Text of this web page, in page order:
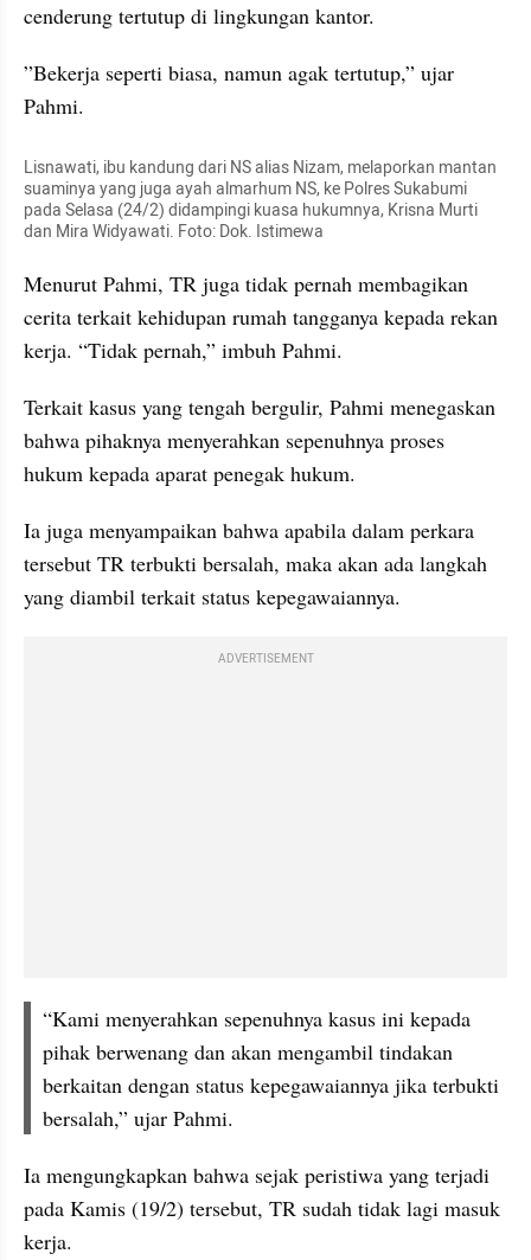
cenderung tertutup di lingkungan kantor.
”Bekerja seperti biasa, namun agak tertutup,” ujar
Pahmi.
Lisnawati, ibu kandung dari NS alias Nizam, melaporkan mantan
suaminya yang juga ayah almarhum NS, ke Polres Sukabumi
pada Selasa (24/2) didampingi kuasa hukumnya, Krisna Murti
dan Mira Widyawati. Foto: Dok. Istimewa
Menurut Pahmi, TR juga tidak pernah membagikan
cerita terkait kehidupan rumah tangganya kepada rekan
kerja. “Tidak pernah,” imbuh Pahmi.
Terkait kasus yang tengah bergulir, Pahmi menegaskan
bahwa pihaknya menyerahkan sepenuhnya proses
hukum kepada aparat penegak hukum.
Ia juga menyampaikan bahwa apabila dalam perkara
tersebut TR terbukti bersalah, maka akan ada langkah
yang diambil terkait status kepegawaiannya.
ADVERTISEMENT
“Kami menyerahkan sepenuhnya kasus ini kepada
pihak berwenang dan akan mengambil tindakan
berkaitan dengan status kepegawaiannya jika terbukti
bersalah,” ujar Pahmi.
Ia mengungkapkan bahwa sejak peristiwa yang terjadi
pada Kamis (19/2) tersebut, TR sudah tidak lagi masuk
kerja.